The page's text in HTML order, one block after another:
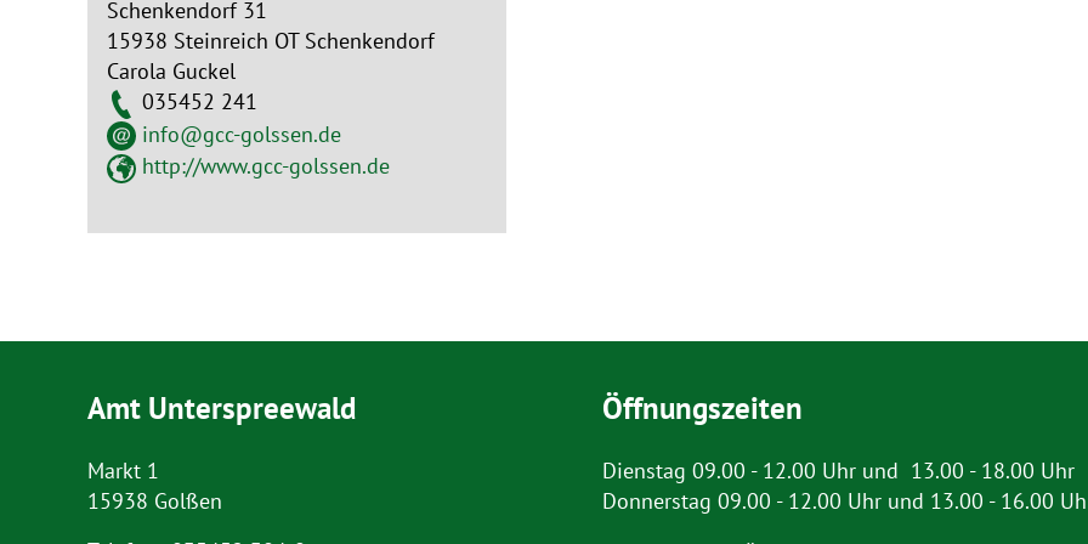
Schenkendorf 31
15938 Steinreich OT Schenkendorf
Carola Guckel
035452 241
info@gcc-golssen.de
http://www.gcc-golssen.de
Amt Unterspreewald
Markt 1
15938 Golßen
Öffnungszeiten
Dienstag 09.00 - 12.00 Uhr und 13.00 - 18.00 Uhr
Donnerstag 09.00 - 12.00 Uhr und 13.00 - 16.00